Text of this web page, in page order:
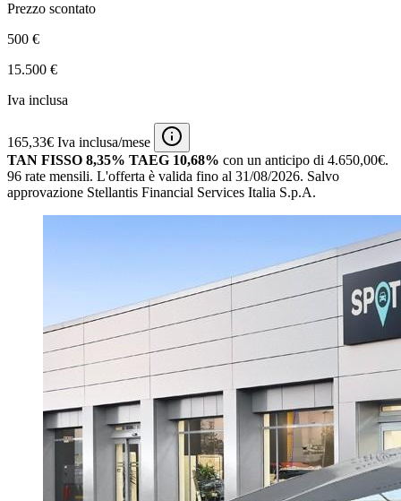
Prezzo scontato
500 €
15.500 €
Iva inclusa
165,33€ Iva inclusa/mese
TAN FISSO 8,35% TAEG 10,68% con un anticipo di 4.650,00€.
96 rate mensili. L'offerta è valida fino al 31/08/2026. Salvo
approvazione Stellantis Financial Services Italia S.p.A.